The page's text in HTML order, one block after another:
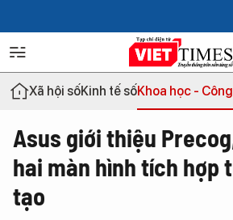
Xã hội sốKinh tế sốKhoa học -
Asus giới thiệu
hai màn hình tích hợp
tạo